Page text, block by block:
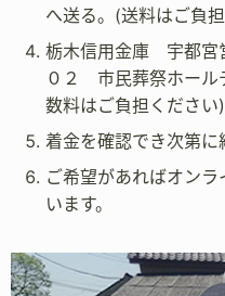
へ送る。(送料はご負
栃木信用金庫 宇都
０２ 市民葬祭ホール
数料はご負担ください)
着金を確認でき次第に
ご希望があればオン
います。